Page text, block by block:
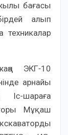
бағасы
алып
техникалар
ЭКГ-10
арнайы
Іс-шараға
Мұқаш